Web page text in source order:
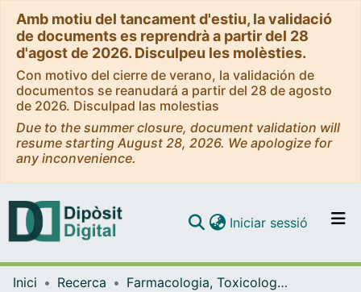
Amb motiu del tancament d'estiu, la validació
de documents es reprendrà a partir del 28
d'agost de 2026. Disculpeu les molèsties.
Con motivo del cierre de verano, la validación de
documentos se reanudará a partir del 28 de agosto
de 2026. Disculpad las molestias
Due to the summer closure, document validation will
resume starting August 28, 2026. We apologize for
any inconvenience.
Navega per tot el DD
Iniciar sessió (current)
Inici Recerca
Farmacologia, Toxicologia i Química Terapèutica